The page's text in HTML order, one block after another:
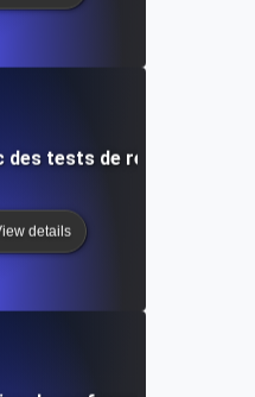
tests de régression
details